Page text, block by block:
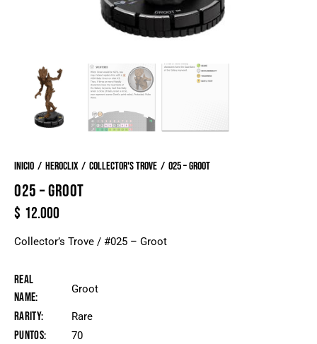
Inicio Heroclix Collector's Trove 025 – Groot
025 – GROOT
$ 12.000
Collector’s Trove / #025 – Groot
Real
Name
Groot
Rarity Rare
Puntos 70